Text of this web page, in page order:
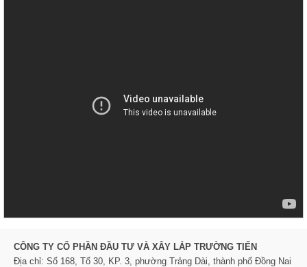
CÔNG TY CỔ PHẦN ĐẦU TƯ VÀ XÂY LẮP TRƯỜNG TIẾN
Địa chỉ: Số 168, Tổ 30, KP. 3, phường Trảng Dài, thành phố Đồng Nai